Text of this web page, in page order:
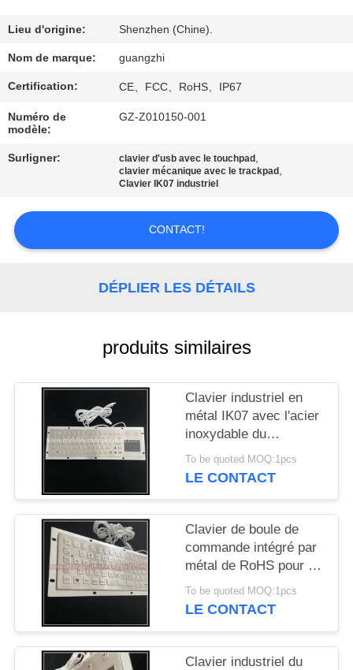
CONTRÔLE
DE
QUALITÉ
CONTACTEZ-
NOUS
DEMANDEZ
UNE
PRIVACY
POLICY
Lieu d'origine: Shenzhen (Chine).
Nom de marque: guangzhi
Certification: CE、FCC、RoHS、IP67
Numéro de
modèle:
GZ-Z010150-001
Surligner: clavier d'usb avec le touchpad ,
clavier mécanique avec le trackpad ,
Clavier IK07 industriel
CONTACT!
DÉPLIER LES DÉTAILS
produits similaires
Clavier industriel en
métal IK07 avec l'acier
inoxydable du
Touchpad 304
To be quoted MOQ:1pcs
LE CONTACT
Clavier de boule de
commande intégré par
métal de RoHS pour le
kiosque industriel de
l'information
To be quoted MOQ:1pcs
LE CONTACT
Clavier industriel du